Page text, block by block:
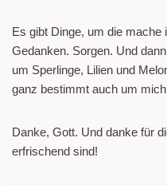
Es gibt Dinge, um die mache
Gedanken. Sorgen. Und
um Sperlinge, Lilien und
ganz bestimmt auch um
Danke, Gott. Und danke für
erfrischend sind!